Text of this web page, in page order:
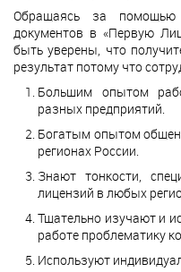
Обращаясь за помощью
документов в «Первую
быть уверены, что
результат потому что
Большим опытом
разных предприятий.
Богатым опытом
регионах России.
Знают тонкости,
лицензий в любых
Тщательно изучают и
работе проблематику
Используют